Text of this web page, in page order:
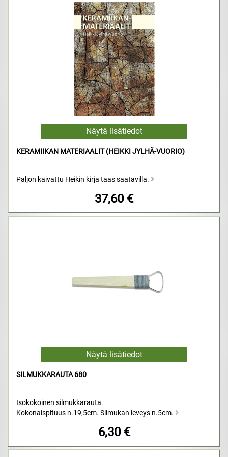
KERAMIIKAN MATERIAALIT (HEIKKI JYLHÄ-VUORIO)
Paljon kaivattu Heikin kirja taas saatavilla.
37,60 €
SILMUKKARAUTA 680
Isokokoinen silmukkarauta.
Kokonaispituus n.19,5cm. Silmukan leveys n.5cm.
6,30 €